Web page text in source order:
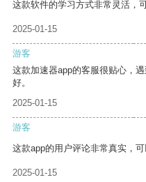
这款软件的学习方式非常灵活，
2025-01-15
游客
这款加速器app的客服很贴心，
好。
2025-01-15
游客
这款app的用户评论非常真实，
2025-01-15